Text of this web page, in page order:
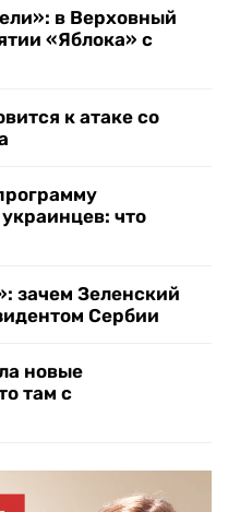
в Верховный
«Яблока» с
к атаке со
что
зачем Зеленский
Сербии
новые
там с